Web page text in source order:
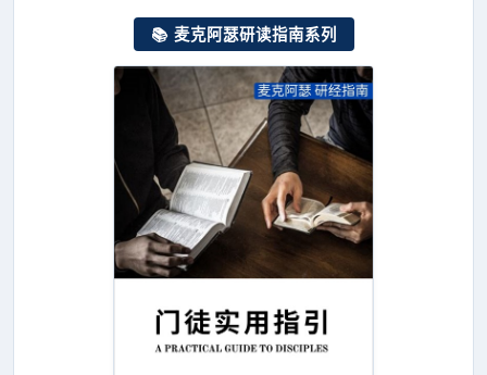
📚 麦克阿瑟研读指南系列